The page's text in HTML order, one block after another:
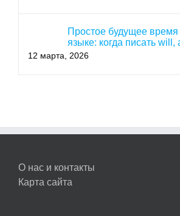
Простое будущее время
языке: когда писать will,
12 марта, 2026
О нас и контакты
Карта сайта